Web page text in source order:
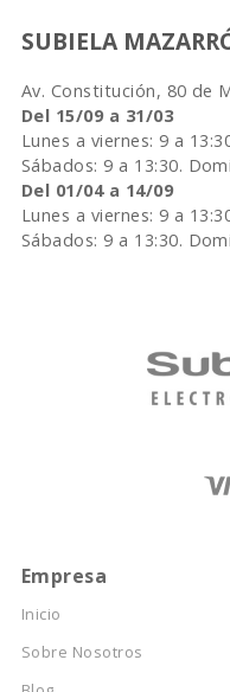
SUBIELA
Av. Constitución, 80 de
Del 15/09 a 31/03
Lunes a viernes: 9 a
Sábados: 9 a 13:30.
Del 01/04 a 14/09
Lunes a viernes: 9 a
Sábados: 9 a 13:30.
Empresa
Inicio
Sobre Nosotros